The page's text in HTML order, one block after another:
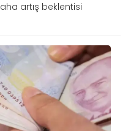
artış beklentisi